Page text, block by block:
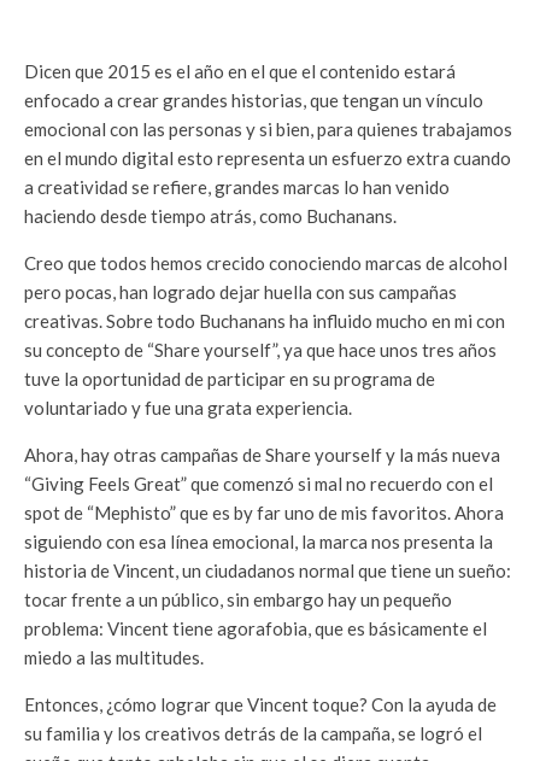
Dicen que 2015 es el año en el que el contenido estará
enfocado a crear grandes historias, que tengan un vínculo
emocional con las personas y si bien, para quienes trabajamos
en el mundo digital esto representa un esfuerzo extra cuando
a creatividad se refiere, grandes marcas lo han venido
haciendo desde tiempo atrás, como Buchanans.
Creo que todos hemos crecido conociendo marcas de alcohol
pero pocas, han logrado dejar huella con sus campañas
creativas. Sobre todo Buchanans ha influido mucho en mi con
su concepto de “Share yourself”, ya que hace unos tres años
tuve la oportunidad de participar en su programa de
voluntariado y fue una grata experiencia.
Ahora, hay otras campañas de Share yourself y la más nueva
“Giving Feels Great” que comenzó si mal no recuerdo con el
spot de “Mephisto” que es by far uno de mis favoritos. Ahora
siguiendo con esa línea emocional, la marca nos presenta la
historia de Vincent, un ciudadanos normal que tiene un sueño:
tocar frente a un público, sin embargo hay un pequeño
problema: Vincent tiene agorafobia, que es básicamente el
miedo a las multitudes.
Entonces, ¿cómo lograr que Vincent toque? Con la ayuda de
su familia y los creativos detrás de la campaña, se logró el